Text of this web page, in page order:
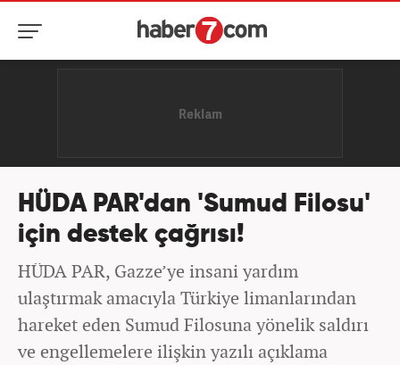
HÜDA PAR'dan 'Sumud Filosu'
için destek çağrısı!
HÜDA PAR, Gazze’ye insani yardım
ulaştırmak amacıyla Türkiye limanlarından
hareket eden Sumud Filosuna yönelik saldırı
ve engellemelere ilişkin yazılı açıklama